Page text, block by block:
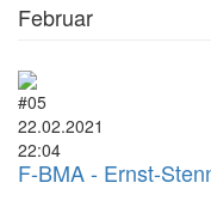
Februar
#05
22.02.2021
22:04
F-BMA - Ernst-